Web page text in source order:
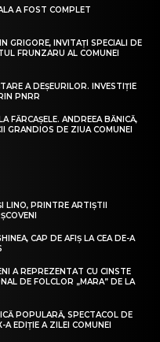
A FOST COMPLET
GRIGORE, INVITAȚI SPECIALI DE
FRUNZARU AL COMUNEI
A DEȘEURILOR. INVESTIȚIE
PNRR
FĂRCAȘELE. ANDREEA BĂNICĂ,
GRANDIOS DE ZIUA COMUNEI
LINO, PRINTRE ARTIȘTII
CAP DE AFIȘ LA CEA DE-A
A REPREZENTAT CU CINSTE
DE FOLCLOR „MARA” DE LA
POPULARĂ, SPECTACOL DE
A EDIȚIE A ZILEI COMUNEI